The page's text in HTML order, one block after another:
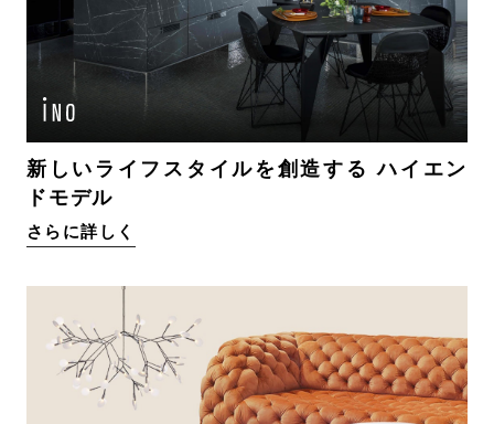
新しいライフスタイルを創造する ハイエン
ドモデル
さらに詳しく